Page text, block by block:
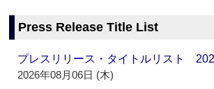
Press Release Title List
プレスリリース・タイトルリスト
2026年08月06日 (木)